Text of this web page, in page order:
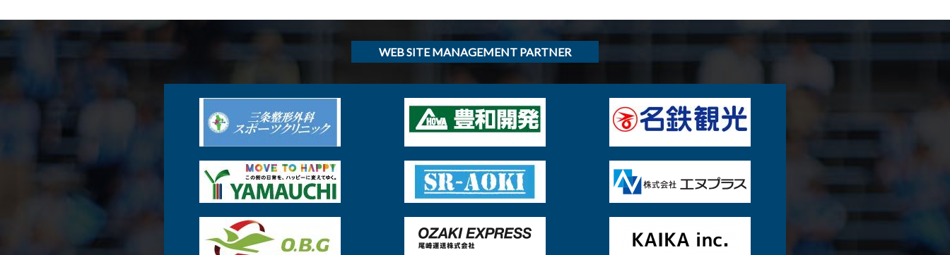
WEB SITE MANAGEMENT PARTNER